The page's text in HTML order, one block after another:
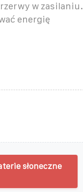
w zasilaniu.
energię
słoneczne